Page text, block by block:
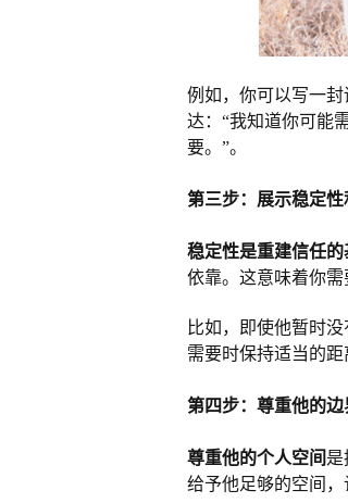
例如，你可以写一
达：“我知道你可能
要。”。
第三步：展示稳定性
稳定性是重建信任的
依靠。这意味着你需
比如，即使他暂时
需要时保持适当的距
第四步：尊重他的边
尊重他的个人空间 是
给予他足够的空间，